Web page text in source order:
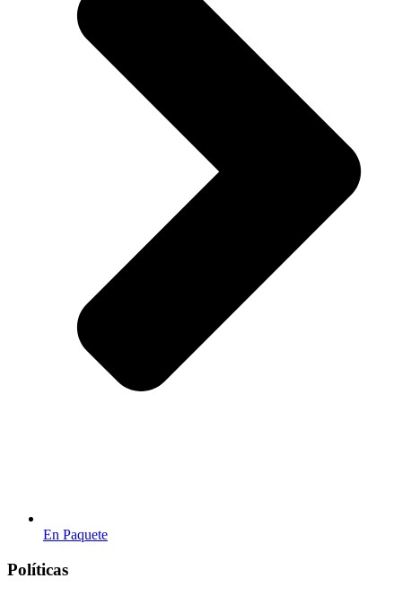
En Paquete
Políticas